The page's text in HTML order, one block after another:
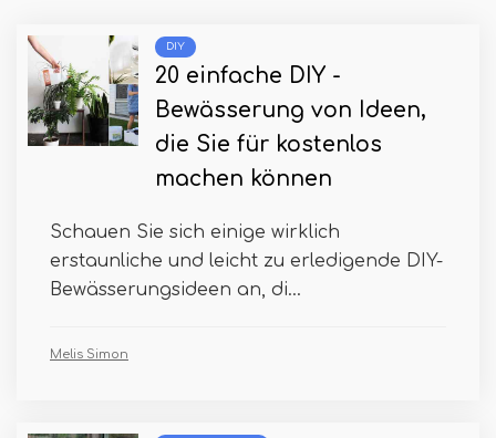
DIY
20 einfache DIY -
Bewässerung von Ideen,
die Sie für kostenlos
machen können
Schauen Sie sich einige wirklich
erstaunliche und leicht zu erledigende DIY-
Bewässerungsideen an, di...
Melis Simon